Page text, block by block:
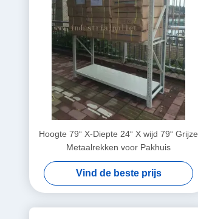
Hoogte 79“ X-Diepte 24“ X wijd 79“ Grijze
Metaalrekken voor Pakhuis
Vind de beste prijs